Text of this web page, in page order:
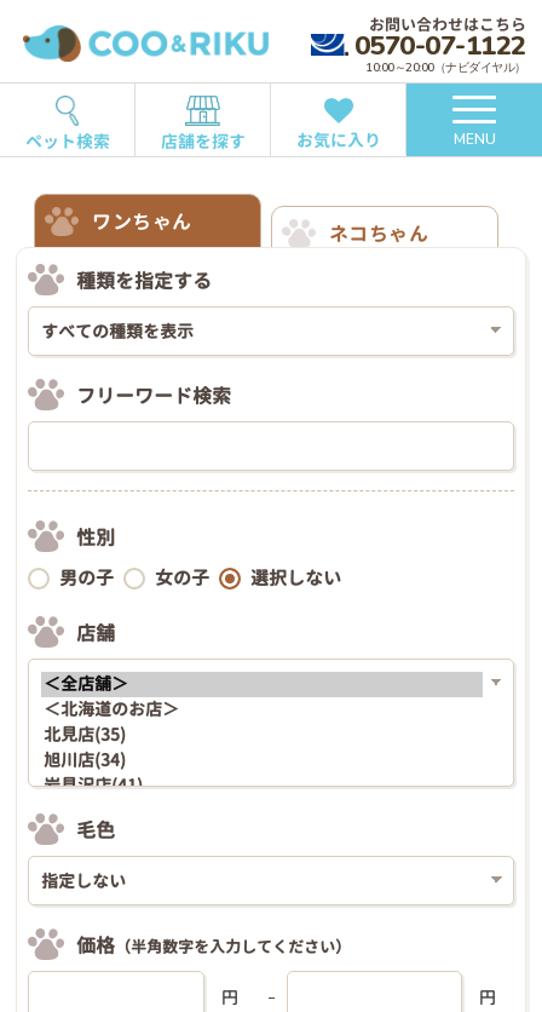
お問い合わせはこちら
0570-07-1122
10:00～20:00（ナビダイヤル）
ペット検索 店舗を探す お気に入り MENU
ワンちゃん
ネコちゃん
種類を指定する
フリーワード検索
性別
男の子 女の子 選択しない
店舗
毛色
価格 （半角数字を入力してください）
円 円